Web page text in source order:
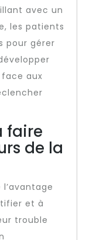
avec un
les patients
pour gérer
aux
faire
de la
et à
trouble